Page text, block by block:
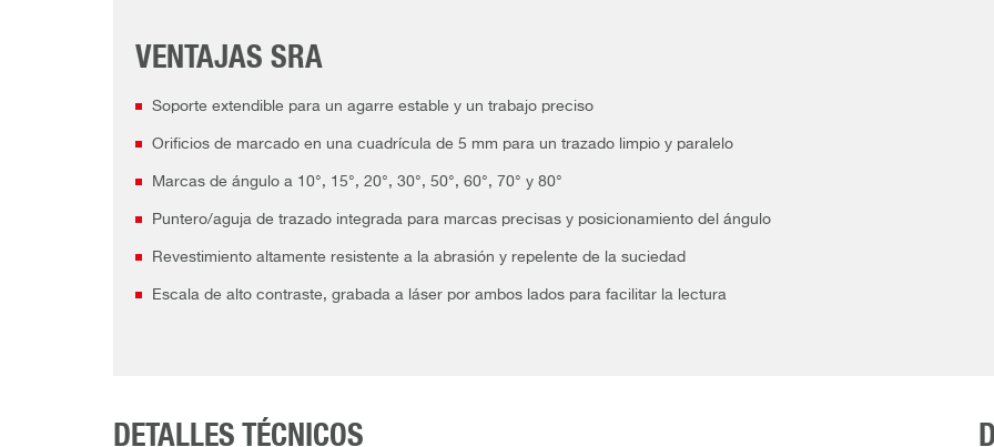
VENTAJAS SRA
Soporte extendible para un agarre estable y un trabajo preciso
Orificios de marcado en una cuadrícula de 5 mm para un trazado limpio y paralelo
Marcas de ángulo a 10°, 15°, 20°, 30°, 50°, 60°, 70° y 80°
Puntero/aguja de trazado integrada para marcas precisas y posicionamiento del ángulo
Revestimiento altamente resistente a la abrasión y repelente de la suciedad
Escala de alto contraste, grabada a láser por ambos lados para facilitar la lectura
DETALLES TÉCNICOS